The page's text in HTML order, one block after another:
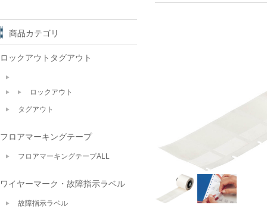
商品カテゴリ
ロックアウトタグアウト
ロックアウト
タグアウト
フロアマーキングテープ
フロアマーキングテープALL
ワイヤーマーク・故障指示ラベル
故障指示ラベル